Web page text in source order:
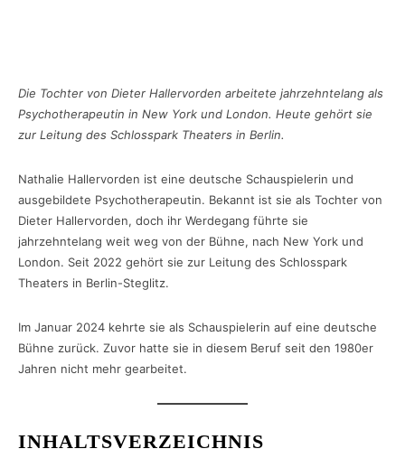
Die Tochter von Dieter Hallervorden arbeitete jahrzehntelang als
Psychotherapeutin in New York und London. Heute gehört sie
zur Leitung des Schlosspark Theaters in Berlin.
Nathalie Hallervorden ist eine deutsche Schauspielerin und
ausgebildete Psychotherapeutin. Bekannt ist sie als Tochter von
Dieter Hallervorden, doch ihr Werdegang führte sie
jahrzehntelang weit weg von der Bühne, nach New York und
London. Seit 2022 gehört sie zur Leitung des Schlosspark
Theaters in Berlin-Steglitz.
Im Januar 2024 kehrte sie als Schauspielerin auf eine deutsche
Bühne zurück. Zuvor hatte sie in diesem Beruf seit den 1980er
Jahren nicht mehr gearbeitet.
INHALTSVERZEICHNIS